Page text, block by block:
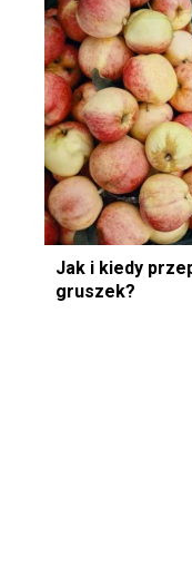
Jak i kiedy
gruszek?